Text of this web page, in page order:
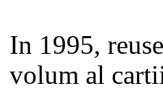
In 1995,
volum al